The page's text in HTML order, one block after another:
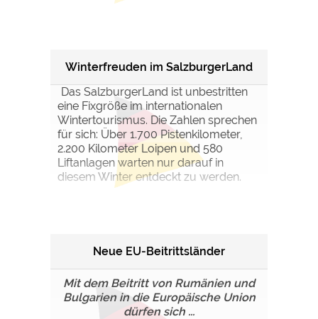
Winterfreuden im SalzburgerLand
Das SalzburgerLand ist unbestritten
eine Fixgröße im internationalen
Wintertourismus. Die Zahlen sprechen
für sich: Über 1.700 Pistenkilometer,
2.200 Kilometer Loipen und 580
Liftanlagen warten nur darauf in
diesem Winter entdeckt zu werden.
Neue EU-Beitrittsländer
Mit dem Beitritt von Rumänien und
Bulgarien in die Europäische Union
dürfen sich ...